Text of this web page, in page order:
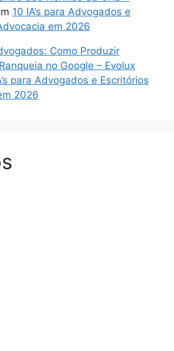
10 IA’s para Advogados e
em 2026
Como Produzir
no Google – Evolux
para Advogados e Escritórios
2026